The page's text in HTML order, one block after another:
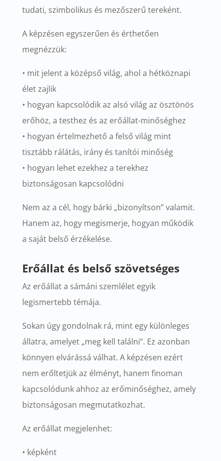
tudati, szimbolikus és mezőszerű tereként.
A képzésen egyszerűen és érthetően
megnézzük:
• mit jelent a középső világ, ahol a hétköznapi
élet zajlik
• hogyan kapcsolódik az alsó világ az ösztönös
erőhöz, a testhez és az erőállat-minőséghez
• hogyan értelmezhető a felső világ mint
tisztább rálátás, irány és tanítói minőség
• hogyan lehet ezekhez a terekhez
biztonságosan kapcsolódni
Nem az a cél, hogy bárki „bizonyítson” valamit.
Hanem az, hogy megismerje, hogyan működik
a saját belső érzékelése.
Erőállat és belső szövetséges
Az erőállat a sámáni szemlélet egyik
legismertebb témája.
Sokan úgy gondolnak rá, mint egy különleges
állatra, amelyet „meg kell találni”. Ez azonban
könnyen elvárássá válhat. A képzésen ezért
nem erőltetjük az élményt, hanem finoman
kapcsolódunk ahhoz az erőminőséghez, amely
biztonságosan megmutatkozhat.
Az erőállat megjelenhet:
• képként